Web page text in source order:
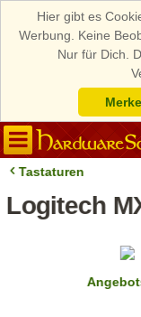
Hier gibt es
Werbung. Keine
Nur für Dich.
Tastaturen
Logitech